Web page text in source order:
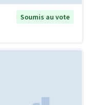
Soumis au vote